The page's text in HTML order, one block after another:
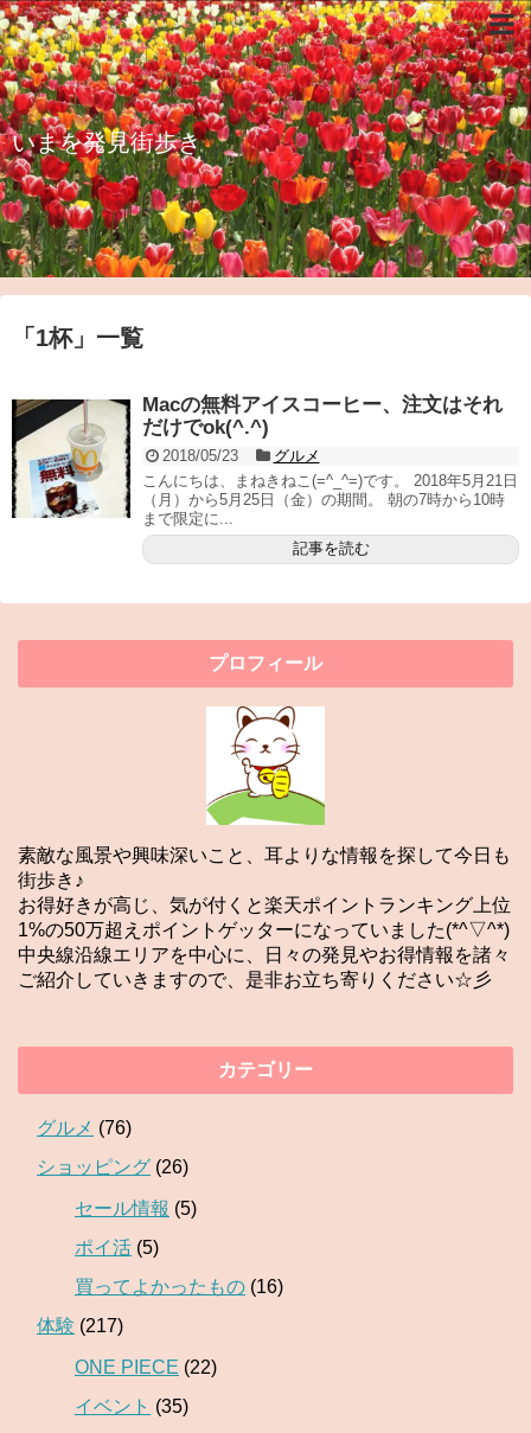
いまを発見街歩き
「 1杯」 一覧
Macの無料アイスコーヒー、注文はそれ
だけでok(^.^)
2018/05/23
グルメ
こんにちは、まねきねこ(=^_^=)です。 2018年5月21日
（月）から5月25日（金）の期間。 朝の7時から10時
まで限定に...
記事を読む
プロフィール
素敵な風景や興味深いこと、耳よりな情報を探して今日も
街歩き♪
お得好きが高じ、気が付くと楽天ポイントランキング上位
1%の50万超えポイントゲッターになっていました(*^▽^*)
中央線沿線エリアを中心に、日々の発見やお得情報を諸々
ご紹介していきますので、是非お立ち寄りください☆彡
カテゴリー
グルメ (76)
ショッピング (26)
セール情報 (5)
ポイ活 (5)
買ってよかったもの (16)
体験 (217)
ONE PIECE (22)
イベント (35)